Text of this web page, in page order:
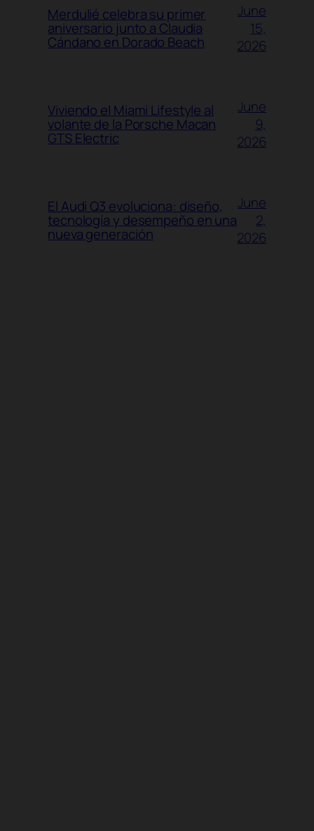
Merdulié celebra su primer
aniversario junto a Claudia
Cándano en Dorado Beach
June
15,
2026
Viviendo el Miami Lifestyle al
volante de la Porsche Macan
GTS Electric
June
9,
2026
El Audi Q3 evoluciona: diseño,
tecnología y desempeño en una
nueva generación
June
2,
2026